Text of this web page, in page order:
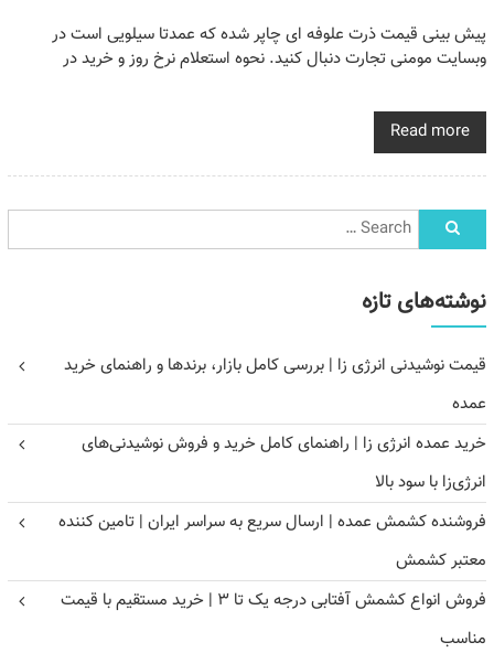
پیش بینی قیمت ذرت علوفه ای چاپر شده که عمدتا سیلویی است در
وبسایت مومنی تجارت دنبال کنید. نحوه استعلام نرخ روز و خرید در
Read more
نوشته‌های تازه
قیمت نوشیدنی انرژی زا | بررسی کامل بازار، برندها و راهنمای خرید
عمده
خرید عمده انرژی زا | راهنمای کامل خرید و فروش نوشیدنی‌های
انرژی‌زا با سود بالا
فروشنده کشمش عمده | ارسال سریع به سراسر ایران | تامین کننده
معتبر کشمش
فروش انواع کشمش آفتابی درجه یک تا ۳ | خرید مستقیم با قیمت
مناسب